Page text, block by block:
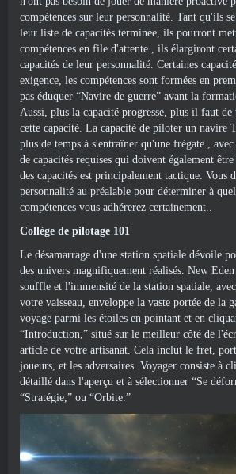
compétences sur leur personnalité. Tant qu'ils
leur liste de capacités terminée, ils pourront
compétences en file d'attente., ils élargiront
capacités de leur personnalité. Certaines
exigence, les compétences sont formées en
pas éduquer “Navire de guerre” avant la
Aussi, plus la capacité progresse, plus il faut
cette capacité. La capacité de piloter un navire
plus de temps à s'entraîner qu'une frégate.,
de capacités requises qui doivent également
des capacités est principalement tactique. Vous
personnalité au préalable pour déterminer à
compétences vous adhérerez certainement..
Collège de pilotage 101
Le désamarrage d'une station spatiale dévoile
des univers magnifiquement réalisés. New
souffle et l'immensité de la station spatiale,
votre vaisseau, enveloppe la vaste portée de la
voyage parmi les étoiles en pointant et en
“Introduction,” situé sur le meilleur côté de
article de votre artisanat. Cela inclut le fret,
joueurs, et les adversaires. Voyager consiste à
détaillé dans l'aperçu et à sélectionner “Se
“Stratégie,” ou “Orbite.”